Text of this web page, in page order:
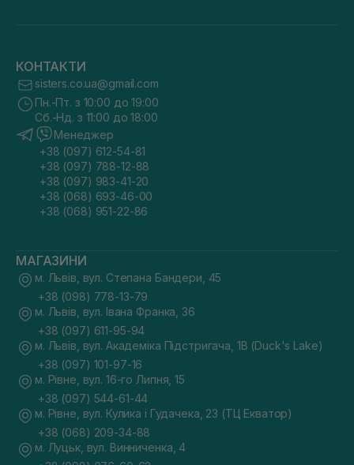
КОНТАКТИ
sisters.co.ua@gmail.com
Пн.-Пт. з 10:00 до 19:00
Сб.-Нд. з 11:00 до 18:00
Менеджер
+38 (097) 612-54-81
+38 (097) 788-12-88
+38 (097) 983-41-20
+38 (068) 693-46-00
+38 (068) 951-22-86
МАГАЗИНИ
м. Львів, вул. Степана Бандери, 45
+38 (098) 778-13-79
м. Львів, вул. Івана Франка, 36
+38 (097) 611-95-94
м. Львів, вул. Академіка Підстригача, 1В (Duck's Lake)
+38 (097) 101-97-16
м. Рівне, вул. 16-го Липня, 15
+38 (097) 544-61-44
м. Рівне, вул. Кулика і Гудачека, 23 (ТЦ Екватор)
+38 (068) 209-34-88
м. Луцьк, вул. Винниченка, 4